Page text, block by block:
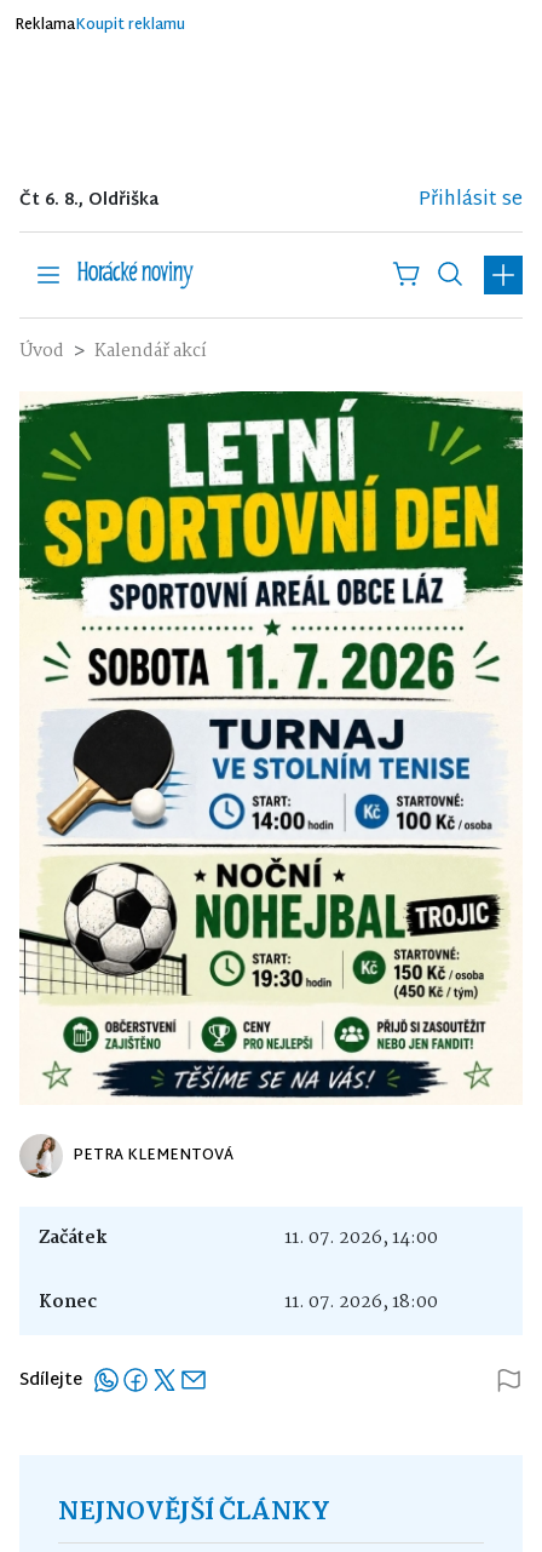
ReklamaKoupit reklamu
Čt 6. 8., Oldřiška Přihlásit se
Úvod Kalendář akcí
PETRA KLEMENTOVÁ
Začátek 11. 07. 2026, 14:00
Konec 11. 07. 2026, 18:00
Sdílejte
NEJNOVĚJŠÍ ČLÁNKY